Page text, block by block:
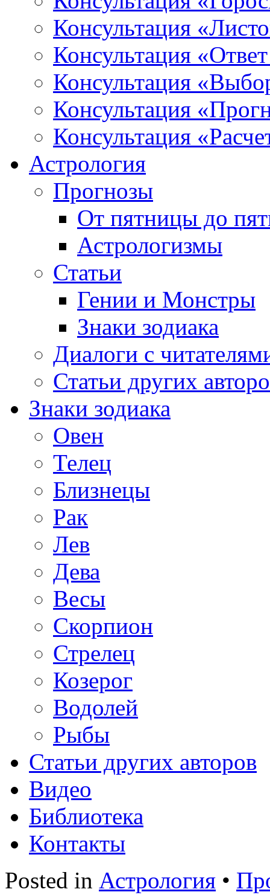
Консультация
Консультация
Консультация
Консультация
Консультация
Астрология
Прогнозы
От пятницы до
Астрологизмы
Статьи
Гении и Монстры
Знаки зодиака
Диалоги с
Статьи других
Знаки зодиака
Овен
Телец
Близнецы
Рак
Лев
Дева
Весы
Скорпион
Стрелец
Козерог
Водолей
Рыбы
Статьи других авторов
Видео
Библиотека
Контакты
Posted in Астрология •